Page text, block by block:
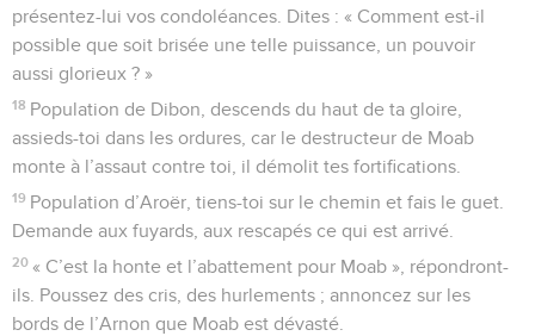
présentez-lui vos condoléances. Dites : « Comment est-il
possible que soit brisée une telle puissance, un pouvoir
aussi glorieux ? »
18 Population de Dibon, descends du haut de ta gloire,
assieds-toi dans les ordures, car le destructeur de Moab
monte à l’assaut contre toi, il démolit tes fortifications.
19 Population d’Aroër, tiens-toi sur le chemin et fais le guet.
Demande aux fuyards, aux rescapés ce qui est arrivé.
20 « C’est la honte et l’abattement pour Moab », répondront-
ils. Poussez des cris, des hurlements ; annoncez sur les
bords de l’Arnon que Moab est dévasté.